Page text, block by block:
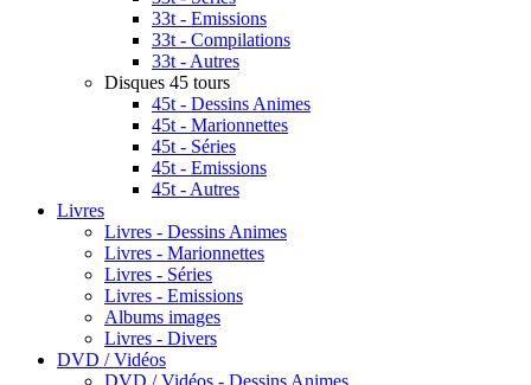
33t - Emissions
33t - Compilations
33t - Autres
Disques 45 tours
45t - Dessins Animes
45t - Marionnettes
45t - Séries
45t - Emissions
45t - Autres
Livres
Livres - Dessins Animes
Livres - Marionnettes
Livres - Séries
Livres - Emissions
Albums images
Livres - Divers
DVD / Vidéos
DVD / Vidéos - Dessins Animes